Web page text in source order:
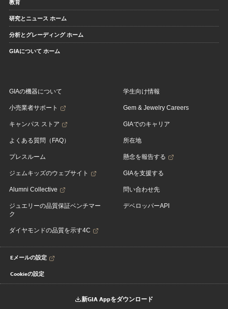
教育
研究とニュース ホーム
分析とグレーディング ホーム
GIAについて ホーム
GIAの機器について
小売業者サポート
キャンパス ストア
よくある質問（FAQ）
プレスルーム
ジェムキッズのウェブサイト
Alumni Collective
ジュエリーの品質保証ベンチマー
ク
ダイヤモンドの品質を示す4C
学生向け情報
Gem & Jewelry Careers
GIAでのキャリア
所在地
懸念を報告する
GIAを支援する
問い合わせ先
デベロッパーAPI
Eメールの設定
Cookieの設定
新GIA Appをダウンロード